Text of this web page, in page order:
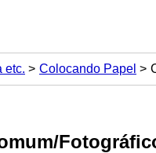
etc. Colocando Papel